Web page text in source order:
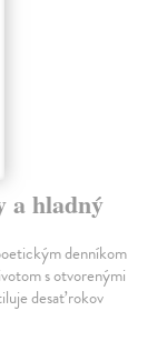
a hladný
denníkom
s otvorenými
desať rokov